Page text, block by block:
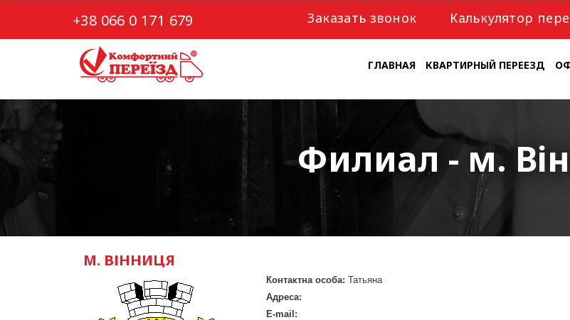
+38 066 0 171 679 Заказать звонок Калькулятор
ГЛАВНАЯ КВАРТИРНЫЙ ПЕРЕЕЗД
Филиал - м.
М. ВІННИЦЯ
Контактна особа: Татьяна
Адреса:
E-mail: